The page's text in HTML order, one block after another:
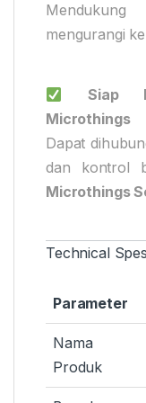
mengurangi
Siap
Microthings
Dapat
dan kontrol
Microthings
Technical
Parameter
Nama
Produk